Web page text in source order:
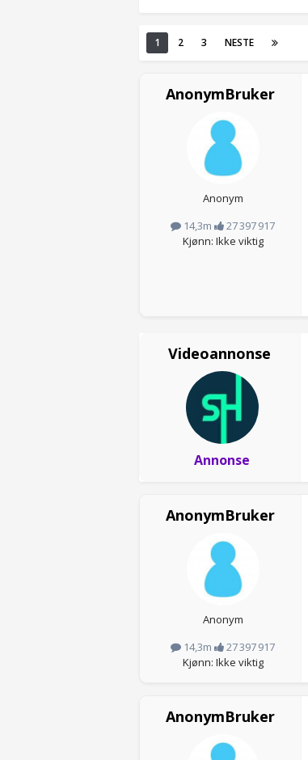
1 2 3 NESTE
AnonymBruker
Anonym
14,3m
27 397 917
Kjønn: Ikke viktig
Videoannonse
Annonse
AnonymBruker
Anonym
14,3m
27 397 917
Kjønn: Ikke viktig
AnonymBruker